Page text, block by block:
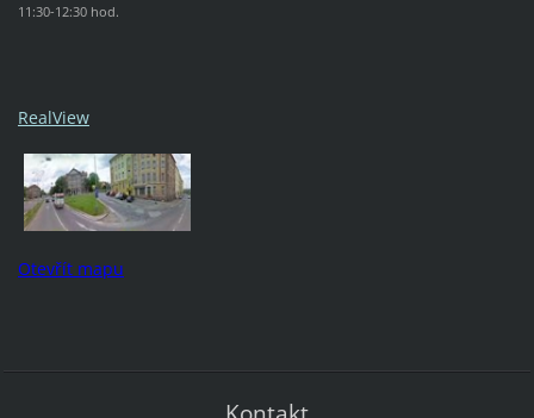
11:30-12:30 hod.
RealView
Otevřít mapu